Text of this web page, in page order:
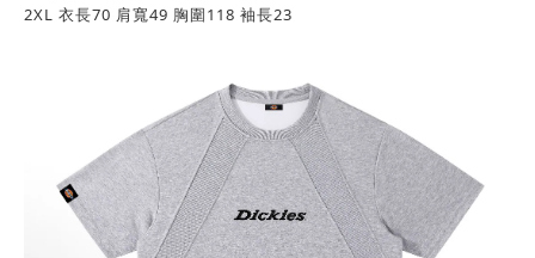
2XL 衣長70 肩寬49 胸圍118 袖長23